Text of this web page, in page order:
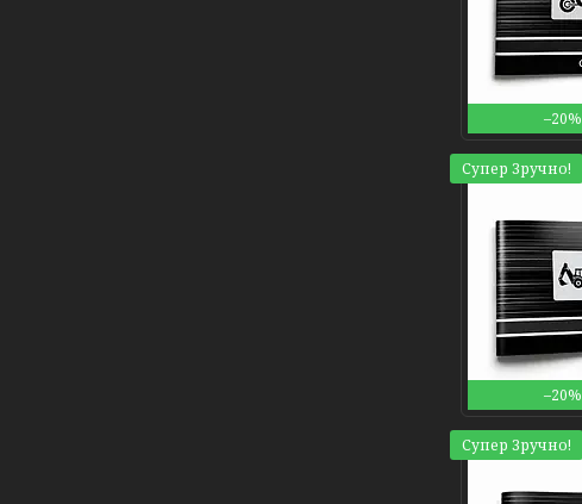
–20%
Супер Зручно!
–20%
Супер Зручно!